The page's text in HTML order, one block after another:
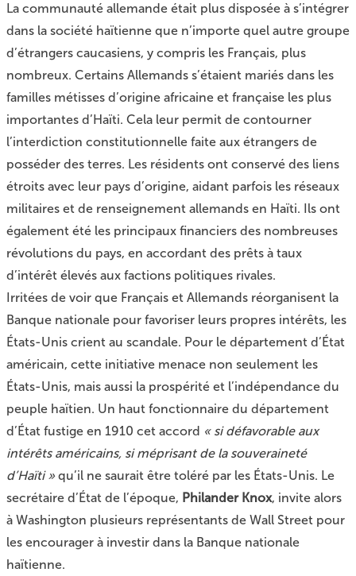
La communauté allemande était plus disposée à s’intégrer
dans la société haïtienne que n’importe quel autre groupe
d’étrangers caucasiens, y compris les Français, plus
nombreux. Certains Allemands s’étaient mariés dans les
familles métisses d’origine africaine et française les plus
importantes d’Haïti. Cela leur permit de contourner
l’interdiction constitutionnelle faite aux étrangers de
posséder des terres. Les résidents ont conservé des liens
étroits avec leur pays d’origine, aidant parfois les réseaux
militaires et de renseignement allemands en Haïti. Ils ont
également été les principaux financiers des nombreuses
révolutions du pays, en accordant des prêts à taux
d’intérêt élevés aux factions politiques rivales.
Irritées de voir que Français et Allemands réorganisent la
Banque nationale pour favoriser leurs propres intérêts, les
États-Unis crient au scandale. Pour le département d’État
américain, cette initiative menace non seulement les
États-Unis, mais aussi la prospérité et l’indépendance du
peuple haïtien. Un haut fonctionnaire du département
d’État fustige en 1910 cet accord « si défavorable aux
intérêts américains, si méprisant de la souveraineté
d’Haïti »qu’il ne saurait être toléré par les États-Unis. Le
secrétaire d’État de l’époque, Philander Knox, invite alors
à Washington plusieurs représentants de Wall Street pour
les encourager à investir dans la Banque nationale
haïtienne.